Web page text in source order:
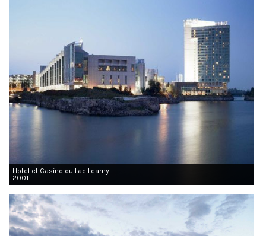
Hotel et Casino du Lac Leamy
2001